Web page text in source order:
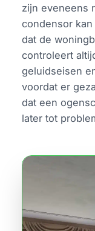
zijn eveneens
condensor
dat de
controleert
geluidseisen
voordat er
dat een
later tot